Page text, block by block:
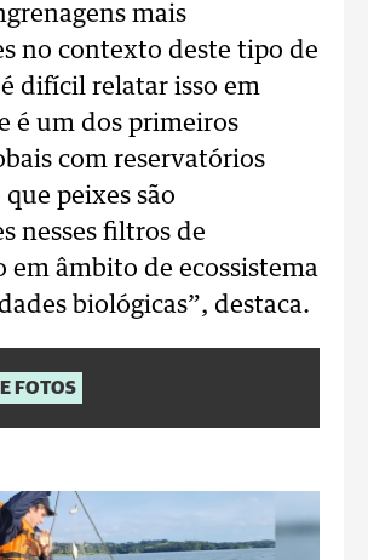
mais
no contexto deste tipo de
difícil relatar isso em
é um dos primeiros
com reservatórios
peixes são
nesses filtros de
em âmbito de ecossistema
biológicas”, destaca.
FOTOS